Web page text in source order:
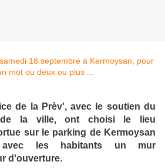
de la Prèv', avec le soutien du
de la ville, ont choisi le lieu
sur le parking de Kermoysan
avec les habitants un mur
d'ouverture.